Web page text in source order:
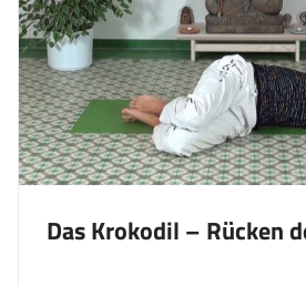
Das Krokodil – Rücken